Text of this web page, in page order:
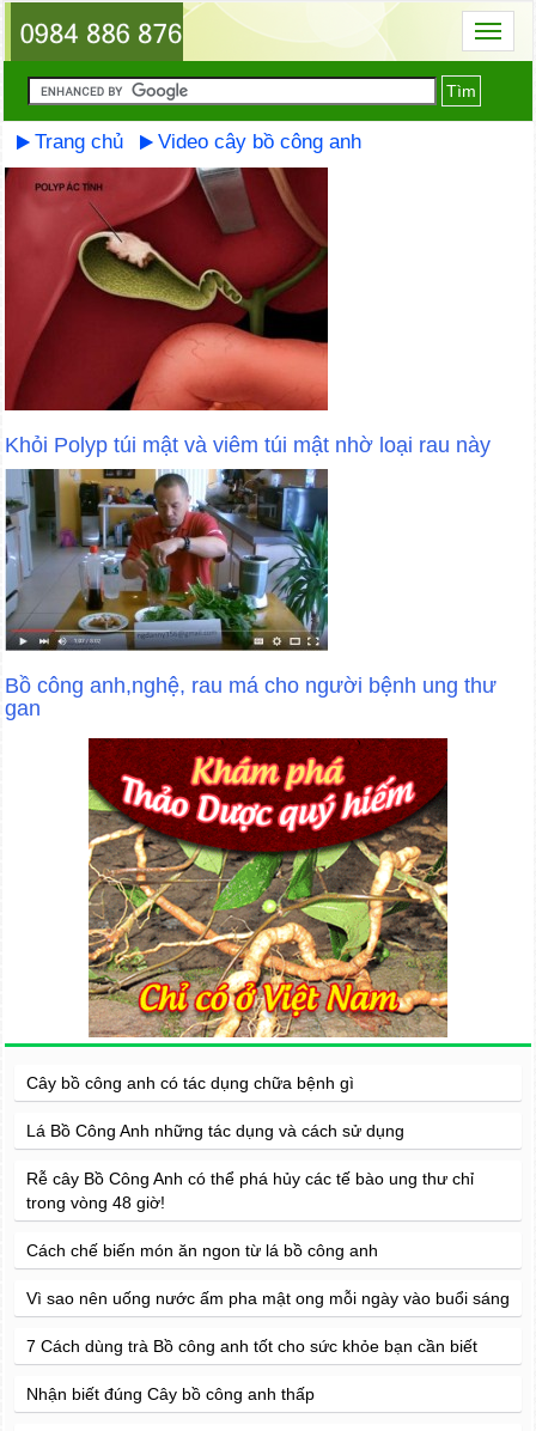
Toggle
Tìm
Trang chủ Video cây bồ công anh
Khỏi Polyp túi mật và viêm túi mật nhờ loại rau này
Bồ công anh,nghệ, rau má cho người bệnh ung thư
gan
Cây bồ công anh có tác dụng chữa bệnh gì
Lá Bồ Công Anh những tác dụng và cách sử dụng
Rễ cây Bồ Công Anh có thể phá hủy các tế bào ung thư chỉ
trong vòng 48 giờ!
Cách chế biến món ăn ngon từ lá bồ công anh
Vì sao nên uống nước ấm pha mật ong mỗi ngày vào buổi sáng
7 Cách dùng trà Bồ công anh tốt cho sức khỏe bạn cần biết
Nhận biết đúng Cây bồ công anh thấp